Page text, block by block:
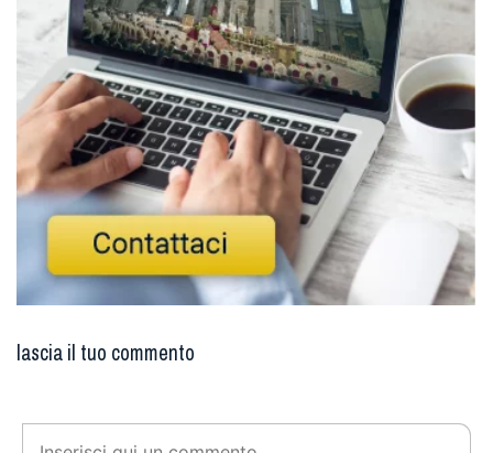
lascia il tuo commento